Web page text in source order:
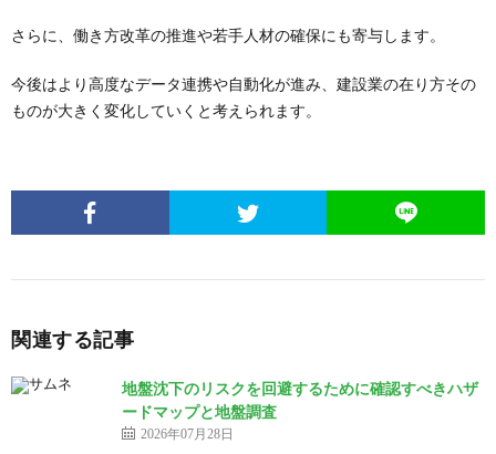
さらに、働き方改革の推進や若手人材の確保にも寄与します。
今後はより高度なデータ連携や自動化が進み、建設業の在り方その
ものが大きく変化していくと考えられます。
関連する記事
地盤沈下のリスクを回避するために確認すべきハザ
ードマップと地盤調査
2026年07月28日